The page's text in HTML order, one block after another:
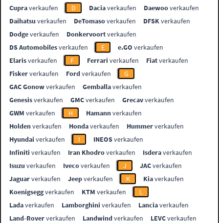
Cupraverkaufen D Daciaverkaufen Daewooverkaufen
Daihatsu verkaufen DeTomasoverkaufen DFSKverkaufen
Dodgeverkaufen Donkervoortverkaufen
DS Automobilesverkaufen E e.GO verkaufen
Elarisverkaufen F Ferrari verkaufen Fiatverkaufen
Fiskerverkaufen Fordverkaufen
G
GAC Gonowverkaufen Gemballaverkaufen
Genesisverkaufen GMCverkaufen Grecavverkaufen
GWM verkaufen H Hamannverkaufen
Holdenverkaufen Hondaverkaufen Hummerverkaufen
Hyundai verkaufen I INEOSverkaufen
Infiniti verkaufen Iran Khodroverkaufen Isderaverkaufen
Isuzu verkaufen Ivecoverkaufen J JACverkaufen
Jaguarverkaufen Jeepverkaufen K Kiaverkaufen
Koenigseggverkaufen KTM verkaufen
L
Ladaverkaufen Lamborghini verkaufen Lanciaverkaufen
Land-Roververkaufen Landwindverkaufen LEVCverkaufen